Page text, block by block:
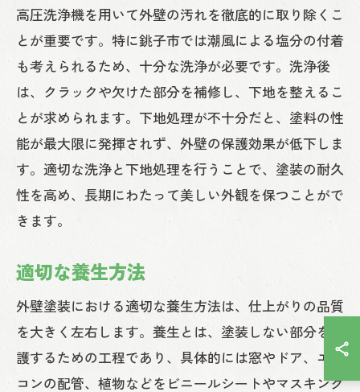
高圧洗浄機を用いて外壁の汚れを徹底的に取り除くこ
とが重要です。特に銚子市では潮風による塩分の付着
も考えられるため、十分な洗浄が必要です。洗浄後
は、クラックや欠けた部分を補修し、下地を整えるこ
とが求められます。下地処理が不十分だと、塗料の性
能が最大限に発揮されず、外壁の保護効果が低下しま
す。適切な洗浄と下地処理を行うことで、塗装の耐久
性を高め、長期にわたって美しい外観を保つことがで
きます。
適切な養生方法
外壁塗装における適切な養生方法は、仕上がりの品質
を大きく左右します。養生とは、塗装しない部分を保
護するための工程であり、具体的には窓やドア、エア
コンの配管、植物などをビニールシートやマスキング